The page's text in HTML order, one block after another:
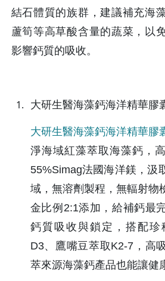
結石體質的族群，建議補充海
蘆筍等高草酸含量的蔬菜，以
影響鈣質的吸收。
大研生醫海藻鈣海洋精華膠
大研生醫海藻鈣海洋精華膠
淨海域紅藻萃取海藻鈣，
55%Simag法國海洋鎂，汲
域，無溶劑製程，無輻射物
金比例2:1添加，給補鈣最
鈣質吸收與鎖定，搭配珍
D3、鷹嘴豆萃取K2-7，高
萃來源海藻鈣產品也能讓健